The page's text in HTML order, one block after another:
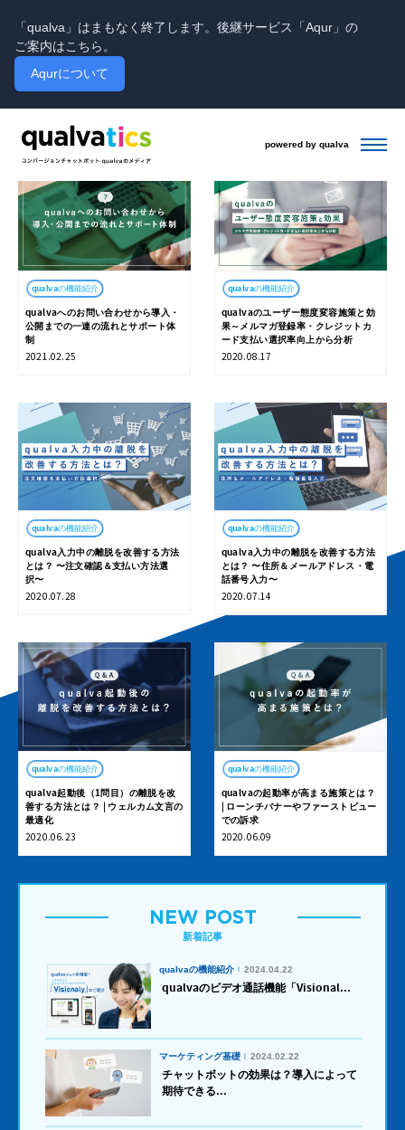
「qualva」はまもなく終了します。後継サービス「Aqur」の
ご案内はこちら。
Aqurについて
個人情報保護について
powered by qualva
2019©
powered by qualva
効果的な施策
qualvaの機能紹介
qualvaへのお問い合わせから導入・
公開までの一連の流れとサポート体
制
2021.02.25
qualvaの機能紹介
qualvaのユーザー態度変容施策と効
果～メルマガ登録率・クレジットカ
ード支払い選択率向上から分析
2020.08.17
qualvaの機能紹介
qualva入力中の離脱を改善する方法
とは？ 〜注文確認＆支払い方法選
択〜
2020.07.28
qualvaの機能紹介
qualva入力中の離脱を改善する方法
とは？ 〜住所＆メールアドレス・電
話番号入力〜
2020.07.14
qualvaの機能紹介
qualva起動後（1問目）の離脱を改
善する方法とは？ | ウェルカム文言の
最適化
2020.06.23
qualvaの機能紹介
qualvaの起動率が高まる施策とは？
| ローンチバナーやファーストビュー
での訴求
2020.06.09
NEW POST
新着記事
qualvaの機能紹介 2024.04.22
qualvaのビデオ通話機能「Visional...
マーケティング基礎 2024.02.22
チャットボットの効果は？導入によって
期待できる...